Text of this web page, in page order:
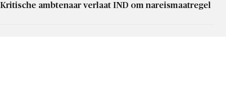
Kritische ambtenaar verlaat IND om nareismaatregel